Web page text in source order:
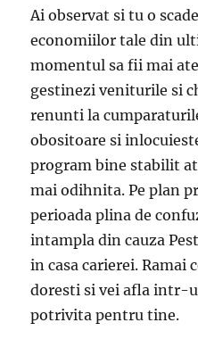
Ai observat si tu o
economiilor tale din
momentul sa fii mai
gestinezi veniturile si
renunti la
obositoare si
program bine stabilit
mai odihnita. Pe plan
perioada plina de
intampla din cauza
in casa carierei. Ramai
doresti si vei afla intr-
potrivita pentru tine.